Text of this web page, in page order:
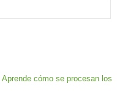
Aprende cómo se procesan los